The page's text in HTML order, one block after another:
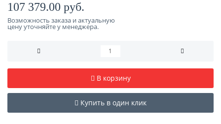
107 379.00 руб.
Возможность заказа и актуальную
цену уточняйте у менеджера.
В корзину
Купить в один клик